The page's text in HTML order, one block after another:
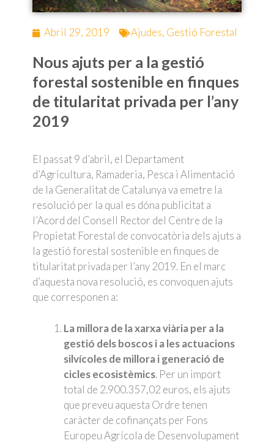
Abril 29, 2019 Ajudes, Gestió Forestal
Nous ajuts per a la gestió
forestal sostenible en finques
de titularitat privada per l’any
2019
El passat 9 d’abril, el Departament
d’Agricultura, Ramaderia, Pesca i Alimentació
de la Generalitat de Catalunya va emetre la
resolució per la qual es dóna publicitat a
l’Acord del Consell Rector del Centre de la
Propietat Forestal de convocatòria dels ajuts a
la gestió forestal sostenible en finques de
titularitat privada per l’any 2019. En el marc
d’aquesta nova resolució, es convoquen ajuts
que corresponen a:
La millora de la xarxa viària per a la
gestió dels boscos i a les actuacions
silvícoles de millora i generació de
cicles ecosistèmics. Per un import
total de 2.900.357,02 euros, els ajuts
que preveu aquesta Ordre tenen
caràcter de cofinançats per Fons
Europeu Agrícola de Desenvolupament